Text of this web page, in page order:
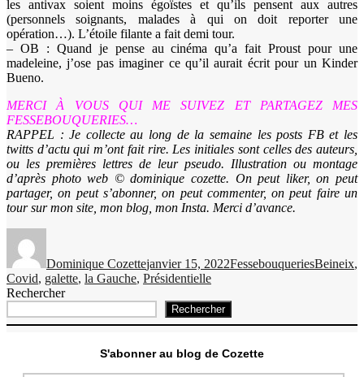
les antivax soient moins égoïstes et qu’ils pensent aux autres
(personnels soignants, malades à qui on doit reporter une
opération…). L’étoile filante a fait demi tour.
– OB : Quand je pense au cinéma qu’a fait Proust pour une
madeleine, j’ose pas imaginer ce qu’il aurait écrit pour un Kinder
Bueno.
MERCI À VOUS QUI ME SUIVEZ ET PARTAGEZ MES
FESSEBOUQUERIES…
RAPPEL : Je collecte au long de la semaine les posts FB et les
twitts d’actu qui m’ont fait rire. Les initiales sont celles des auteurs,
ou les premières lettres de leur pseudo. Illustration ou montage
d’après photo web © dominique cozette. On peut liker, on peut
partager, on peut s’abonner, on peut commenter, on peut faire un
tour sur mon site, mon blog, mon Insta. Merci d’avance.
Dominique Cozettejanvier 15, 2022FessebouqueriesBeineix,
Covid, galette, la Gauche, Présidentielle
Rechercher
Rechercher
S'abonner au blog de Cozette